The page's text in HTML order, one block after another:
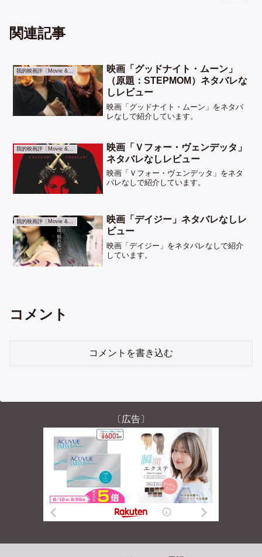
関連記事
映画「グッドナイト・ムーン」
（原題：STEPMOM）ネタバレな
しレビュー
映画「グッドナイト・ムーン」をネタバ
レなしで紹介しています。
映画「Ｖフォー・ヴェンデッタ」
ネタバレなしレビュー
映画「Ｖフォー・ヴェンデッタ」をネタ
バレなしで紹介しています。
映画「デイジー」ネタバレなしレ
ビュー
映画「デイジー」をネタバレなしで紹介
しています。
コメント
コメントを書き込む
〔広告〕